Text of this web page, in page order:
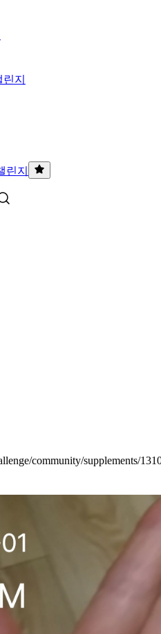
지
린지
community/supplements/